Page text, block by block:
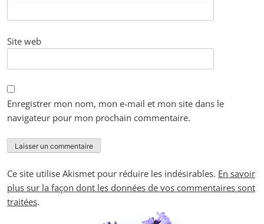
Site web
Enregistrer mon nom, mon e-mail et mon site dans le
navigateur pour mon prochain commentaire.
Ce site utilise Akismet pour réduire les indésirables. En savoir
plus sur la façon dont les données de vos commentaires sont
traitées.